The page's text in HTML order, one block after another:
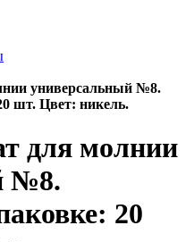
универсальный №8.
шт. Цвет: никель.
для молнии
№8.
20